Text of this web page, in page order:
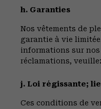
h. Garanties
Nos vêtements de
garantie à vie
informations sur
réclamations,
j. Loi régissante;
Ces conditions de